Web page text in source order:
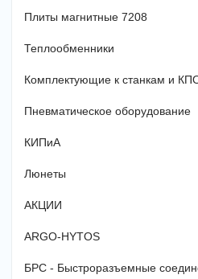
Плиты магнитные 7208
Теплообменники
Комплектующие к станкам и
Пневматическое оборудование
КИПиА
Люнеты
АКЦИИ
ARGO-HYTOS
БРС - Быстроразъемные